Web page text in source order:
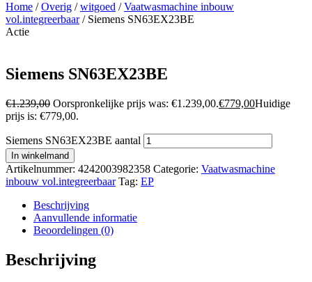
Home /Overig /witgoed /Vaatwasmachine inbouw
vol.integreerbaar/ Siemens SN63EX23BE
Actie
Siemens SN63EX23BE
€1.239,00 Oorspronkelijke prijs was: €1.239,00.€779,00Huidige
prijs is: €779,00.
Siemens SN63EX23BE aantal
In winkelmand
Artikelnummer: 4242003982358 Categorie: Vaatwasmachine
inbouw vol.integreerbaar Tag: EP
Beschrijving
Aanvullende informatie
Beoordelingen (0)
Beschrijving